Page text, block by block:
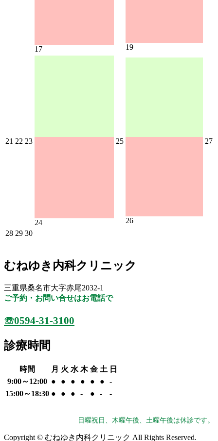
17 19
21 22 23
24
25
26
27
28 29 30
むねゆき内科クリニック
三重県桑名市大字赤尾2032-1
ご予約・お問い合せはお電話で
☏0594-31-3100
診療時間
時間 月 火 水 木 金 土 日
9:00～12:00 ● ● ● ● ● ●
-
15:00～18:30 ● ● ● - ● - -
日曜祝日、木曜午後、土曜午後は休診です。
Copyright © むねゆき内科クリニック All Rights Reserved.